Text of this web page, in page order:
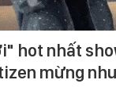
hot nhất
mừng